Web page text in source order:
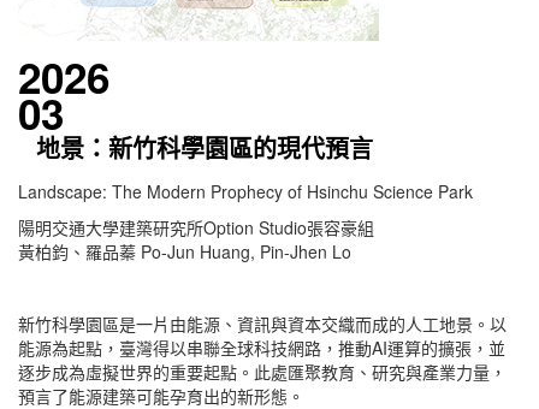
2026
03
地景：新竹科學園區的現代預言
Landscape: The Modern Prophecy of Hsinchu Science Park
陽明交通大學建築研究所Option Studio張容豪組
黃柏鈞、羅品蓁 Po-Jun Huang, Pin-Jhen Lo
新竹科學園區是一片由能源、資訊與資本交織而成的人工地景。以
能源為起點，臺灣得以串聯全球科技網路，推動AI運算的擴張，並
逐步成為虛擬世界的重要起點。此處匯聚教育、研究與產業力量，
預言了能源建築可能孕育出的新形態。